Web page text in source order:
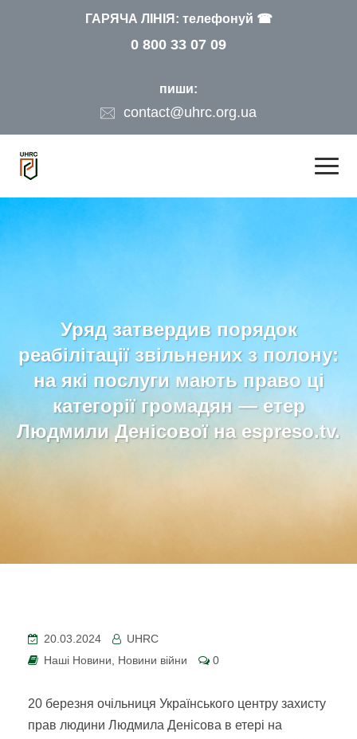
ГАРЯЧА ЛІНІЯ: телефонуй ☎
0 800 33 07 09
пиши:
contact@uhrc.org.ua
Уряд затвердив порядок
реабілітації звільнених з полону:
на які послуги мають право ці
категорії громадян — етер
Людмили Денісової на espreso.tv.
20.03.2024
UHRC
Наші Новини, Новини війни 0
20 березня очільниця Українського центру захисту
прав людини Людмила Денісова в етері на